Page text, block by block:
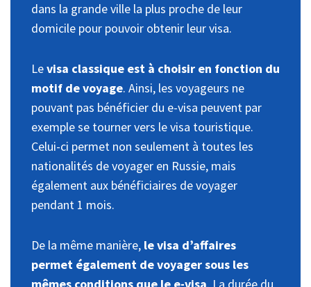
dans la grande ville la plus proche de leur
domicile pour pouvoir obtenir leur visa.
Levisa classique est à choisir en fonction du
motif de voyage. Ainsi, les voyageurs ne
pouvant pas bénéficier du e-visa peuvent par
exemple se tourner vers le visa touristique.
Celui-ci permet non seulement à toutes les
nationalités de voyager en Russie, mais
également aux bénéficiaires de voyager
pendant 1 mois.
De la même manière, le visa d’affaires
permet également de voyager sous les